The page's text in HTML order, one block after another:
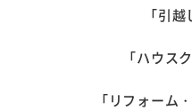
「引越
「ハウス
「リフォーム